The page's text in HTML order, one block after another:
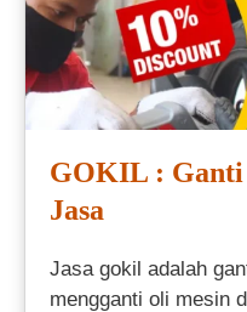
GOKIL :
Jasa
Jasa gokil adalah
mengganti oli mesin